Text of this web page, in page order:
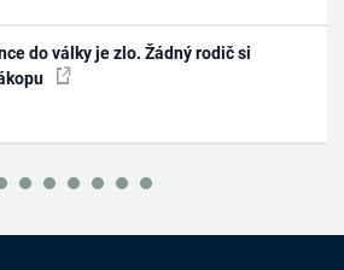
do války je zlo. Žádný rodič si